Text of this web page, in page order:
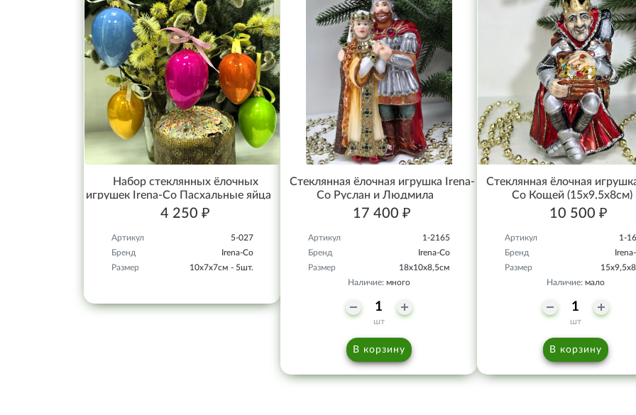
Набор стеклянных ёлочных
игрушек Irena-Co Пасхальные яйца
4 250 ₽
Артикул
5-027
Бренд
Irena-Co
Размер
10х7х7см - 5шт.
Стеклянная ёлочная игрушка Irena-
Co Руслан и Людмила
17 400 ₽
Артикул
1-2165
Бренд
Irena-Co
Размер
18х10х8,5см
Наличие: много
шт
В корзину
Стеклянная ёлочная
Co Кощей (15х9,5х8см)
10 500 ₽
Артикул
1-
Бренд
Размер
Наличие: мало
шт
В корзину